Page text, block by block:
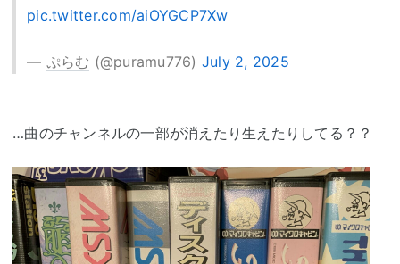
pic.twitter.com/aiOYGCP7Xw
— ぷらむ (@puramu776) July 2, 2025
…曲のチャンネルの一部が消えたり生えたりしてる？？